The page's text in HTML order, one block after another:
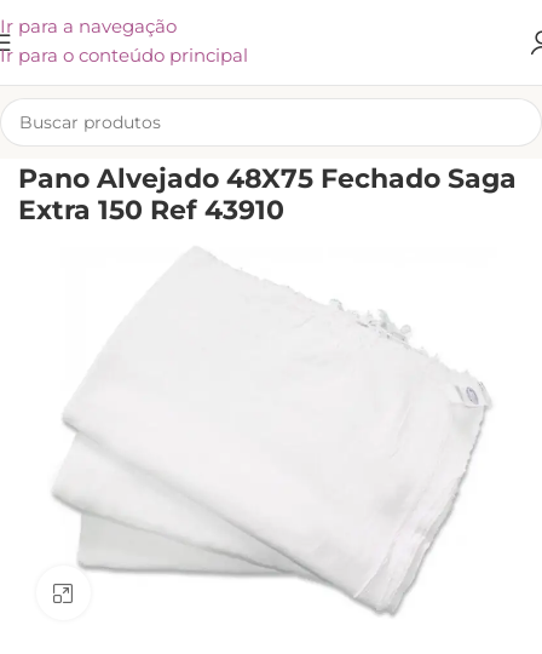
Ir para a navegação
Ir para o conteúdo principal
INÍCIO/KLIVEX
Pano Alvejado 48X75 Fechado Saga
Extra 150 Ref 43910